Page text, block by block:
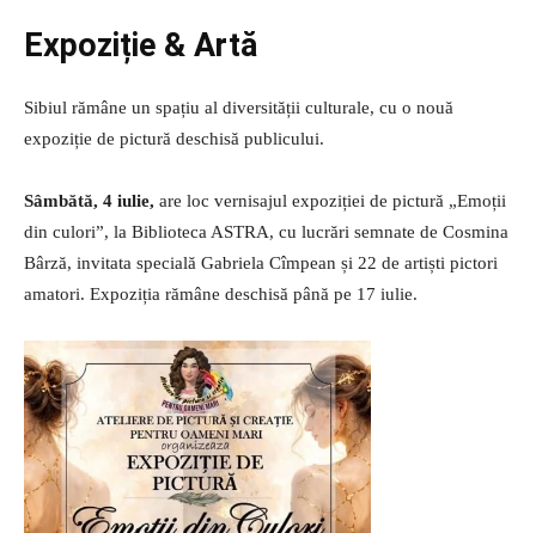
Expoziție & Artă
Sibiul rămâne un spațiu al diversității culturale, cu o nouă
expoziție de pictură deschisă publicului.
Sâmbătă, 4 iulie, are loc vernisajul expoziției de pictură „Emoții
din culori”, la Biblioteca ASTRA, cu lucrări semnate de Cosmina
Bârză, invitata specială Gabriela Cîmpean și 22 de artiști pictori
amatori. Expoziția rămâne deschisă până pe 17 iulie.